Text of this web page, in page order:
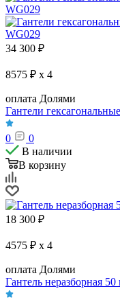
34 300 ₽
8575 ₽ x 4
оплата Долями
Гантели
0
0
В наличии
В корзину
18 300 ₽
4575 ₽ x 4
оплата Долями
Гантель неразборная